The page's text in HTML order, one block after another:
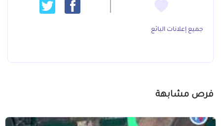
جميع إعلانات البائع
فرص مشابهة